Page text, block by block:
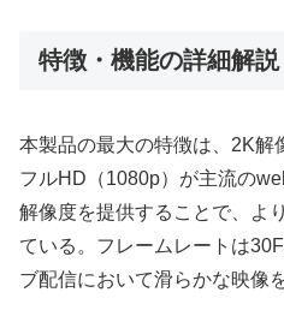
特徴・機能の詳細解説
本製品の最大の特徴は、2K解
フルHD（1080p）が主流の
解像度を提供することで、よ
ている。フレームレートは
ブ配信において滑らかな映像